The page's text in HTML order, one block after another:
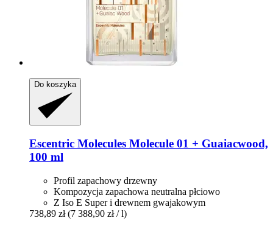
Do koszyka
Escentric Molecules Molecule 01 + Guaiacwood,
100 ml
Profil zapachowy drzewny
Kompozycja zapachowa neutralna płciowo
Z Iso E Super i drewnem gwajakowym
738,89 zł (7 388,90 zł / l)